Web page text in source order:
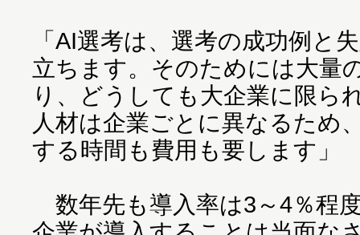
「AI選考は、選考の成功例と
立ちます。そのためには大量
り、どうしても大企業に限ら
人材は企業ごとに異なるため
する時間も費用も要します」
数年先も導入率は3～4％程